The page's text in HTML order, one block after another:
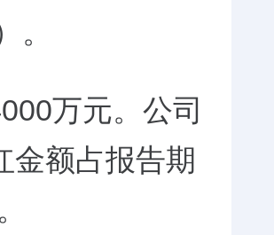
万元。公司
金额占报告期